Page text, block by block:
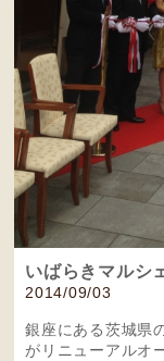
いばらきマルシ
2014/09/03
銀座にある茨城県
がリニューアルオ